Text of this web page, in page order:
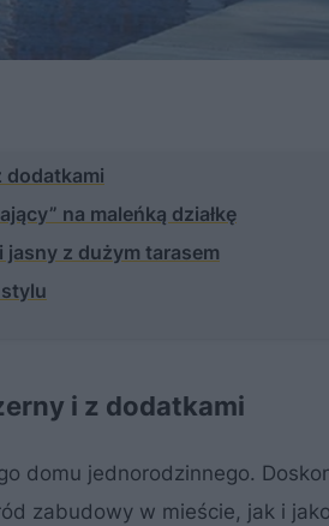
dodatkami
na maleńką działkę
z dużym tarasem
i z dodatkami
domu jednorodzinnego.
zabudowy w mieście, jak i